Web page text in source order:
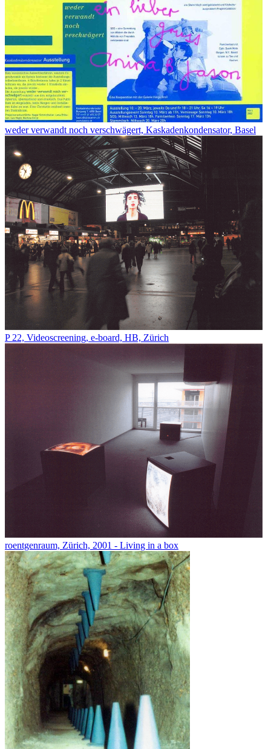
weder verwandt noch verschwägert, Kaskadenkondensator, Basel
P 22, Videoscreening, e-board, HB, Zürich
roentgenraum, Zürich, 2001 - Living in a box